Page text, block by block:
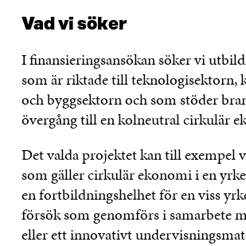
Vad vi söker
I finansieringsansökan söker vi
som är riktade till teknologisektorn,
och byggsektorn och som stöder
övergång till en kolneutral cirkulär
Det valda projektet kan till exempel
som gäller cirkulär ekonomi i en
en fortbildningshelhet för en viss
försök som genomförs i samarbete
eller ett innovativt